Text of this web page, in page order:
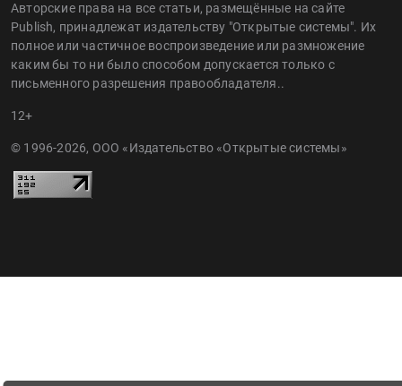
Авторские права на все статьи, размещённые на сайте
Publish, принадлежат издательству "Открытые системы". Их
полное или частичное воспроизведение или размножение
каким бы то ни было способом допускается только с
письменного разрешения правообладателя..
12+
© 1996-2026, ООО «Издательство «Открытые системы»